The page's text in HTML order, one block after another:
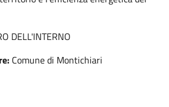
DELL'INTERNO
Comune di Montichiari